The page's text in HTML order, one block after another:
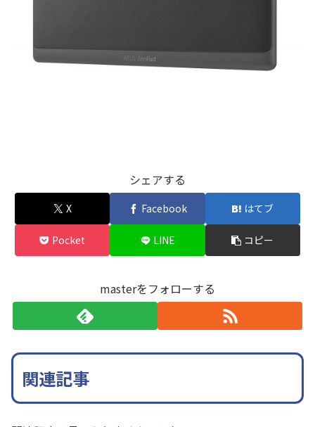
シェアする
X Facebook はてブ
Pocket LINE コピー
masterをフォローする
関連記事